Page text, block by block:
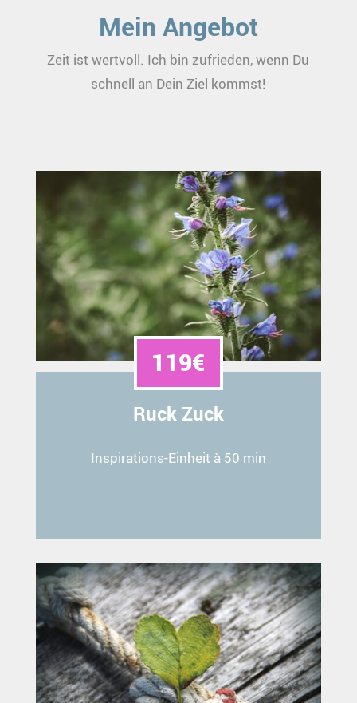
Mein Angebot
Zeit ist wertvoll. Ich bin zufrieden, wenn Du
schnell an Dein Ziel kommst!
119€
Ruck Zuck
Inspirations-Einheit à 50 min